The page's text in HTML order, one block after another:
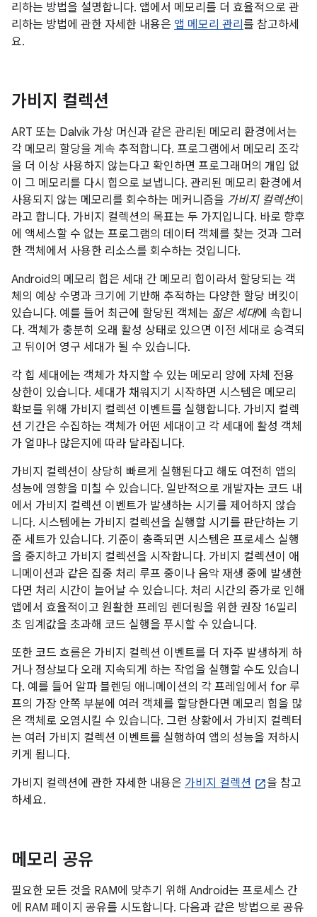
리하는 방법을 설명합니다. 앱에서 메모리를 더 효율적으로 관
리하는 방법에 관한 자세한 내용은 앱 메모리 관리 를 참고하세
요.
가비지 컬렉션
ART 또는 Dalvik 가상 머신과 같은 관리된 메모리 환경에서는
각 메모리 할당을 계속 추적합니다. 프로그램에서 메모리 조각
을 더 이상 사용하지 않는다고 확인하면 프로그래머의 개입 없
이 그 메모리를 다시 힙으로 보냅니다. 관리된 메모리 환경에서
사용되지 않는 메모리를 회수하는 메커니즘을 가비지 컬렉션이
라고 합니다. 가비지 컬렉션의 목표는 두 가지입니다. 바로 향후
에 액세스할 수 없는 프로그램의 데이터 객체를 찾는 것과 그러
한 객체에서 사용한 리소스를 회수하는 것입니다.
Android의 메모리 힙은 세대 간 메모리 힙이라서 할당되는 객
체의 예상 수명과 크기에 기반해 추적하는 다양한 할당 버킷이
있습니다. 예를 들어 최근에 할당된 객체는 젊은 세대에 속합니
다. 객체가 충분히 오래 활성 상태로 있으면 이전 세대로 승격되
고 뒤이어 영구 세대가 될 수 있습니다.
각 힙 세대에는 객체가 차지할 수 있는 메모리 양에 자체 전용
상한이 있습니다. 세대가 채워지기 시작하면 시스템은 메모리
확보를 위해 가비지 컬렉션 이벤트를 실행합니다. 가비지 컬렉
션 기간은 수집하는 객체가 어떤 세대이고 각 세대에 활성 객체
가 얼마나 많은지에 따라 달라집니다.
가비지 컬렉션이 상당히 빠르게 실행된다고 해도 여전히 앱의
성능에 영향을 미칠 수 있습니다. 일반적으로 개발자는 코드 내
에서 가비지 컬렉션 이벤트가 발생하는 시기를 제어하지 않습
니다. 시스템에는 가비지 컬렉션을 실행할 시기를 판단하는 기
준 세트가 있습니다. 기준이 충족되면 시스템은 프로세스 실행
을 중지하고 가비지 컬렉션을 시작합니다. 가비지 컬렉션이 애
니메이션과 같은 집중 처리 루프 중이나 음악 재생 중에 발생한
다면 처리 시간이 늘어날 수 있습니다. 처리 시간의 증가로 인해
앱에서 효율적이고 원활한 프레임 렌더링을 위한 권장 16밀리
초 임계값을 초과해 코드 실행을 푸시할 수 있습니다.
또한 코드 흐름은 가비지 컬렉션 이벤트를 더 자주 발생하게 하
거나 정상보다 오래 지속되게 하는 작업을 실행할 수도 있습니
다. 예를 들어 알파 블렌딩 애니메이션의 각 프레임에서 for 루
프의 가장 안쪽 부분에 여러 객체를 할당한다면 메모리 힙을 많
은 객체로 오염시킬 수 있습니다. 그런 상황에서 가비지 컬렉터
는 여러 가비지 컬렉션 이벤트를 실행하여 앱의 성능을 저하시
키게 됩니다.
가비지 컬렉션에 관한 자세한 내용은 가비지 컬렉션
을 참고
하세요.
메모리 공유
필요한 모든 것을 RAM에 맞추기 위해 Android는 프로세스 간
에 RAM 페이지 공유를 시도합니다. 다음과 같은 방법으로 공유